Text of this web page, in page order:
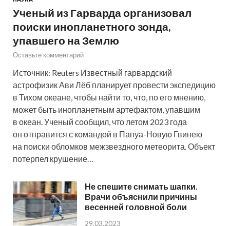
Ученый из Гарварда организовал
поиски инопланетного зонда,
упавшего на Землю
Оставьте комментарий
Источник: Reuters Известный гарвардский
астрофизик Ави Лёб планирует провести экспедицию
в Тихом океане, чтобы найти то, что, по его мнению,
может быть инопланетным артефактом, упавшим
в океан. Ученый сообщил, что летом 2023 года
он отправится с командой в Папуа-Новую Гвинею
на поиски обломков межзвездного метеорита. Объект
потерпел крушение…
Не спешите снимать шапки.
Врачи объяснили причины
весенней головной боли
29.03.2023